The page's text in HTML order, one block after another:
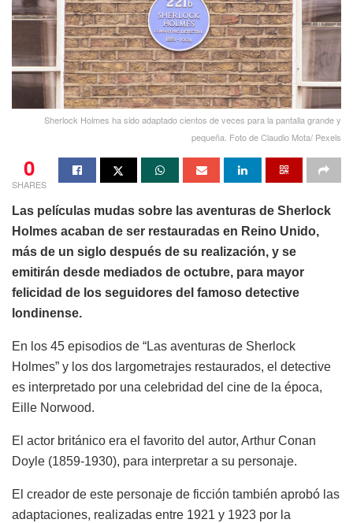
Sherlock Holmes ha sido adaptado cientos de veces para la pantalla grande y
pequeña. Foto de Claudio Mota/ Pexels
0
SHARES
Las películas mudas sobre las aventuras de Sherlock
Holmes acaban de ser restauradas en Reino Unido,
más de un siglo después de su realización, y se
emitirán desde mediados de octubre, para mayor
felicidad de los seguidores del famoso detective
londinense.
En los 45 episodios de “Las aventuras de Sherlock
Holmes” y los dos largometrajes restaurados, el detective
es interpretado por una celebridad del cine de la época,
Eille Norwood.
El actor británico era el favorito del autor, Arthur Conan
Doyle (1859-1930), para interpretar a su personaje.
El creador de este personaje de ficción también aprobó las
adaptaciones, realizadas entre 1921 y 1923 por la